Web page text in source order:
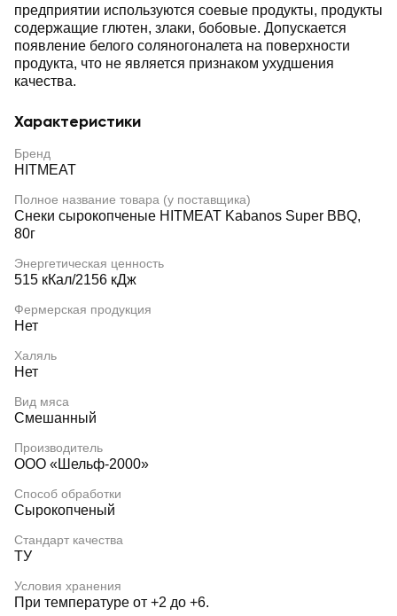
предприятии используются соевые продукты, продукты
содержащие глютен, злаки, бобовые. Допускается
появление белого соляногоналета на поверхности
продукта, что не является признаком ухудшения
качества.
Характеристики
Бренд
HITMEAT
Полное название товара (у поставщика)
Снеки сырокопченые HITMEAT Kabanos Super BBQ,
80г
Энергетическая ценность
515 кКал/2156 кДж
Фермерская продукция
Нет
Халяль
Нет
Вид мяса
Смешанный
Производитель
ООО «Шельф-2000»
Способ обработки
Сырокопченый
Стандарт качества
ТУ
Условия хранения
При температуре от +2 до +6.